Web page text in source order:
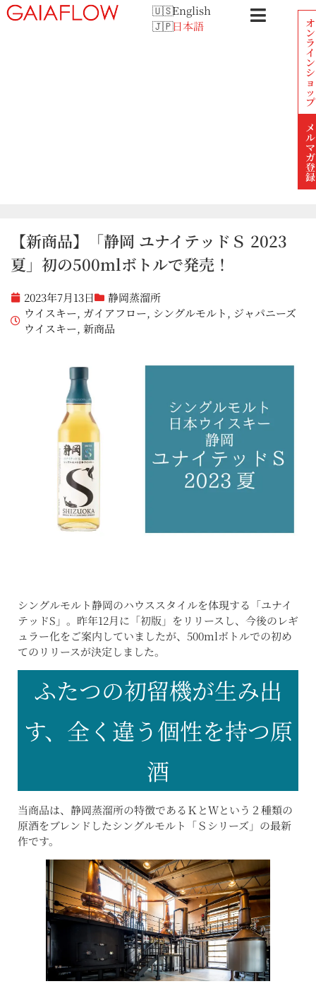
English
日本語
オ
ン
ラ
イ
ン
シ
ョ
ッ
プ
メ
ル
マ
ガ
登
録
【新商品】「静岡 ユナイテッドＳ 2023
夏」初の500mlボトルで発売！
2023年7月13日
静岡蒸溜所
ウイスキー, ガイアフロー, シングルモルト, ジャパニーズ
ウイスキー, 新商品
シングルモルト静岡のハウススタイルを体現する「ユナイ
テッドS」。昨年12月に「初版」をリリースし、今後のレギ
ュラー化をご案内していましたが、500mlボトルでの初め
てのリリースが決定しました。
ふたつの初留機が生み出
す、全く違う個性を持つ原
酒
当商品は、静岡蒸溜所の特徴であるＫとＷという２種類の
原酒をブレンドしたシングルモルト「Ｓシリーズ」の最新
作です。